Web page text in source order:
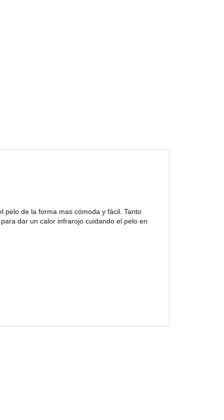
pelo de la forma mas cómoda y fácil. Tanto
dar un calor infrarojo cuidando el pelo en